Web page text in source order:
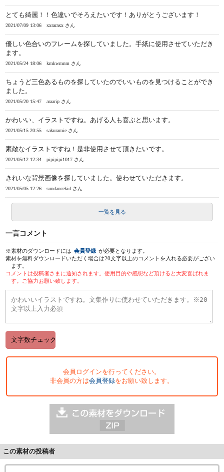
とても綺麗！！色違いでそろえたいです！ありがとうございます！
2021/07/09 13:06 xxraraxx さん
優しい色合いのフレームを探していました。手紙に使用させていただき
ます。
2021/05/24 18:06 kmkwmnm さん
ちょうど三色あるものを探していたのでいいものを見つけることができ
ました。
2021/05/20 15:47 araarip さん
かわいい、イラストですね。あげる人も喜ぶと思います。
2021/05/15 20:55 sakuramie さん
素敵なイラストですね！是非使用させて頂きたいです。
2021/05/12 12:34 pipipipi1017 さん
きれいな背景画像を探していました。使わせていただきます。
2021/05/05 12:26 sundancekid さん
一覧を見る
一言コメント
※素材のダウンロードには 会員登録 が必要となります。
素材を無料ダウンロードいただく場合は20文字以上のコメントを入れる必要がござい
ます。
コメントは投稿者さまに通知されます。使用目的や感想など頂けると大変喜ばれま
す。ご協力お願い致します。
会員ログインを行ってください。
非会員の方は会員登録をお願い致します。
この素材の投稿者